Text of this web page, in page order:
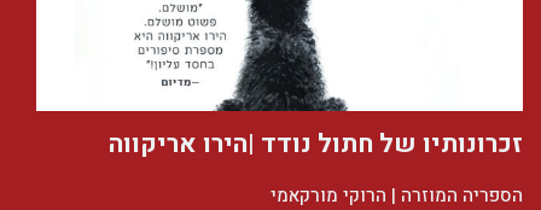
זכרונותיו של חתול נודד |הירו אריקווה
הספריה המוזרה | הרוקי מורקאמי